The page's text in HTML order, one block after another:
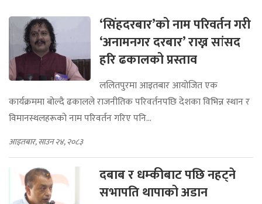
‘सिंहदरबार’को नाम परिवर्तन गरी
‘अनामनगर दरबार’ राख्न सांसद
हरि ढकालको प्रस्ताव
ललितपुरमा आइतबार आयोजित एक
कार्यक्रममा बोल्दै ढकालले राजनीतिक परिवर्तनपछि देशका विभिन्न स्थान र
विमानस्थलहरूको नाम परिवर्तन गरिए पनि...
आइतबार, साउन २४, २०८३
दबाब र धम्कीबाट पछि नहट्ने
सभापति थापाको अडान